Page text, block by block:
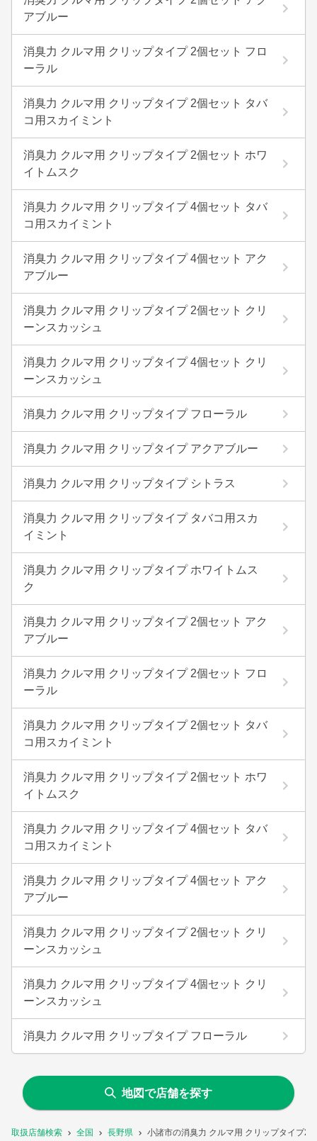
取扱店舗検索 全国 長野県 小諸市の消臭力 クルマ用 クリップタイプ2
アブルー
消臭力 クルマ用 クリップタイプ 2個セット フロ
ーラル
消臭力 クルマ用 クリップタイプ 2個セット タバ
コ用スカイミント
消臭力 クルマ用 クリップタイプ 2個セット ホワ
イトムスク
消臭力 クルマ用 クリップタイプ 4個セット タバ
コ用スカイミント
消臭力 クルマ用 クリップタイプ 4個セット アク
アブルー
消臭力 クルマ用 クリップタイプ 2個セット クリ
ーンスカッシュ
消臭力 クルマ用 クリップタイプ 4個セット クリ
ーンスカッシュ
消臭力 クルマ用 クリップタイプ フローラル
消臭力 クルマ用 クリップタイプ アクアブルー
消臭力 クルマ用 クリップタイプ シトラス
消臭力 クルマ用 クリップタイプ タバコ用スカ
イミント
消臭力 クルマ用 クリップタイプ ホワイトムス
ク
消臭力 クルマ用 クリップタイプ 2個セット アク
アブルー
消臭力 クルマ用 クリップタイプ 2個セット フロ
ーラル
消臭力 クルマ用 クリップタイプ 2個セット タバ
コ用スカイミント
消臭力 クルマ用 クリップタイプ 2個セット ホワ
イトムスク
消臭力 クルマ用 クリップタイプ 4個セット タバ
コ用スカイミント
消臭力 クルマ用 クリップタイプ 4個セット アク
アブルー
消臭力 クルマ用 クリップタイプ 2個セット クリ
ーンスカッシュ
消臭力 クルマ用 クリップタイプ 4個セット クリ
ーンスカッシュ
消臭力 クルマ用 クリップタイプ フローラル
地図で店舗を探す